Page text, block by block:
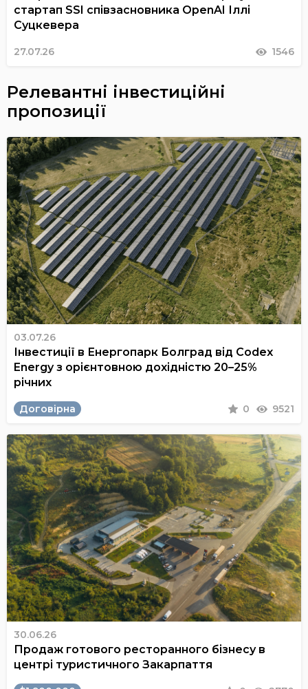
стартап SSI співзасновника OpenAI Іллі
Суцкевера
27.07.26 1546
Релевантні інвестиційні
пропозиції
03.07.26
Інвестиції в Енергопарк Болград від Codex
Energy з орієнтовною дохідністю 20–25%
річних
Договірна 0 9521
30.06.26
Продаж готового ресторанного бізнесу в
центрі туристичного Закарпаття